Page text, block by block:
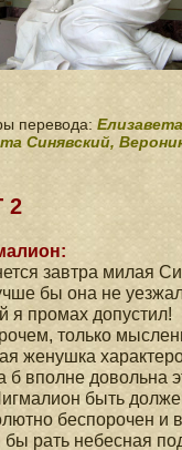
перевода:
Синявский,
2
завтра милая
бы она не
я промах допустил!
только
женушка
б вполне довольна
быть
беспорочен и
бы рать небесная